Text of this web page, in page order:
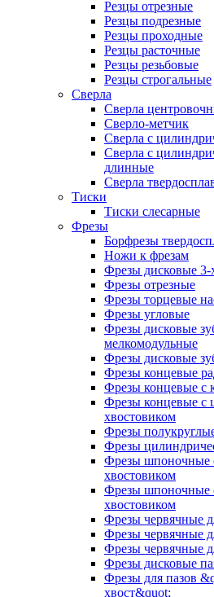
Резцы отрезные
Резцы подрезные
Резцы проходные
Резцы расточные
Резцы резьбовые
Резцы строгальные
Сверла
Сверла
Сверло-метчик
Сверла с
Сверла с
длинные
Сверла
Тиски
Тиски слесарные
Фрезы
Борфрезы
Ножи к фрезам
Фрезы дисковые 3-
Фрезы отрезные
Фрезы торцевые
Фрезы угловые
Фрезы дисковые
мелкомодульные
Фрезы дисковые
Фрезы концевые
Фрезы концевые с
Фрезы концевые с
хвостовиком
Фрезы
Фрезы
Фрезы шпоночные
хвостовиком
Фрезы шпоночные
хвостовиком
Фрезы червячные
Фрезы червячные
Фрезы червячные
Фрезы дисковые
Фрезы для пазов
хвост&quot;